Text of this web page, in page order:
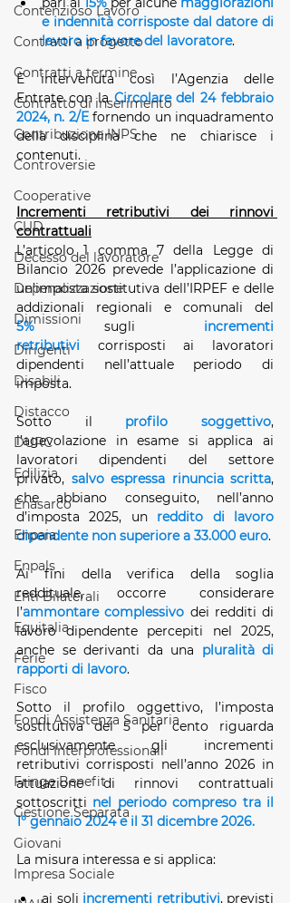
Contenzioso Lavoro
Contratti a progetto
Contratti a termine
Contratto di inserimento
Contribuzione INPS
Controversie
Cooperative
CUD
Decesso del lavoratore
Depenalizzazione
Dimissioni
Dirigenti
Disabili
Distacco
DURC
Edilizia
Enasarco
Enpaia
Enpals
Enti Bilaterali
Equitalia
Ferie
Fisco
Fondi Assistenza Sanitaria
Fondi Interprofessionali
Fringe Benefit
Gestione Separata
Giovani
Impresa Sociale
e indennità corrisposte dal datore di
lavoro in favore del lavoratore.
È intervenuta così l’Agenzia delle
Entrate con la Circolare del 24 febbraio
2024, n. 2/E fornendo un inquadramento
della disciplina che ne chiarisce i
contenuti.
Incrementi retributivi dei rinnovi
contrattuali
L’articolo 1 comma 7 della Legge di
Bilancio 2026 prevede l’applicazione di
un’imposta sostitutiva dell’IRPEF e delle
5% sugli incrementi
retributivi corrisposti ai lavoratori
dipendenti nell’attuale periodo di
imposta.
Sotto il profilo soggettivo,
l’agevolazione in esame si applica ai
lavoratori dipendenti del settore
privato, salvo espressa rinuncia scritta,
che abbiano conseguito, nell’anno
d’imposta 2025, un reddito di lavoro
dipendente non superiore a 33.000 euro.
Ai fini della verifica della soglia
reddituale, occorre considerare
l’ammontare complessivo dei redditi di
lavoro dipendente percepiti nel 2025,
anche se derivanti da una pluralità di
rapporti di lavoro.
Sotto il profilo oggettivo, l’imposta
sostitutiva del 5 per cento riguarda
esclusivamente gli incrementi
retributivi corrisposti nell’anno 2026 in
attuazione di rinnovi contrattuali
sottoscritti nel periodo compreso tra il
1° gennaio 2024 e il 31 dicembre 2026.
La misura interessa e si applica:
ai soli incrementi retributivi, previsti